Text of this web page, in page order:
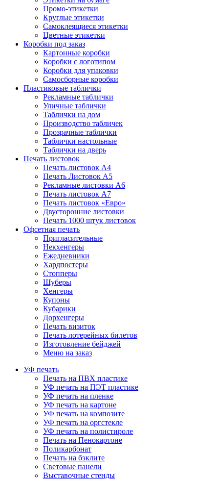
Промо-этикетки
Круглые этикетки
Самоклеящиеся этикетки
Цветные этикетки
Коробки под заказ
Картонные коробки
Коробки с логотипом
Коробки для упаковки
Самосборные коробки
Пластиковые таблички
Рекламные таблички
Уличные таблички
Таблички на дом
Производство табличек
Прозрачные таблички
Таблички настольные
Таблички на дверь
Печать листовок
Печать листовок А4
Печать Листовок А5
Рекламные листовки А6
Печать листовок А7
Печать листовок «Евро»
Двусторонние листовки
Печать 1000 штук листовок
Офсетная печать
Пригласительные
Некхенгеры
Ежедневники
Хардпостеры
Стопперы
Шуберы
Хенгеры
Купоны
Кубарики
Дорхенгеры
Печать визиток
Печать лотерейных билетов
Изготовление бейджей
Меню на заказ
УФ печать
Печать на ПВХ пластике
УФ печать на ПЭТ пластике
УФ печать на пленке
УФ печать на картоне
УФ печать на композите
УФ печать на оргстекле
УФ печать на полистироле
Печать на Пенокартоне
Поликарбонат
Печать на бэклите
Световые панели
Выставочные стенды